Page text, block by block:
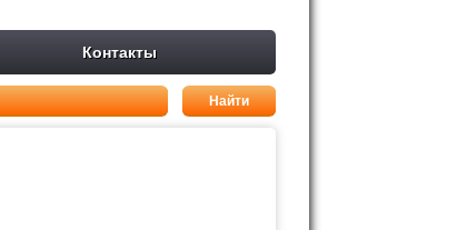
Контакты